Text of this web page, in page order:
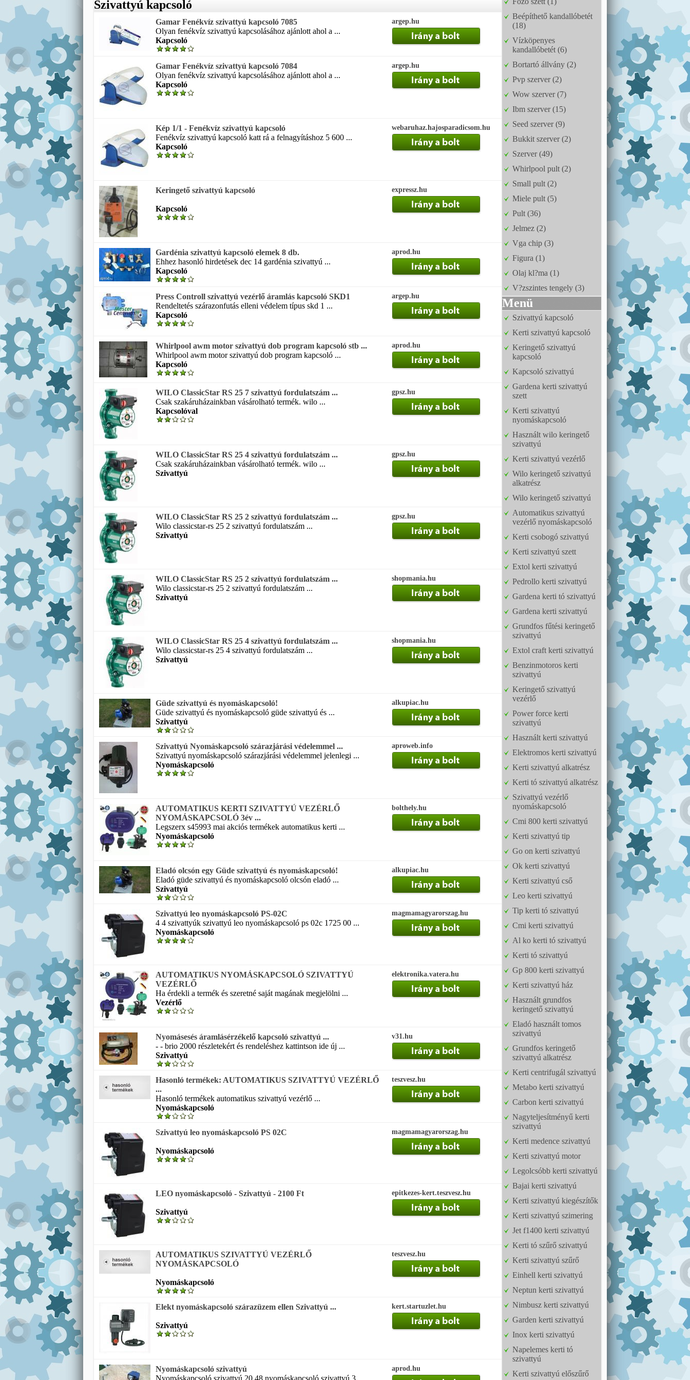
Szivattyú kapcsoló
Gamar Fenékvíz szivattyú kapcsoló 7085
Olyan fenékvíz szivattyú kapcsolásához ajánlott ahol a ...
Kapcsoló
argep.hu
Gamar Fenékvíz szivattyú kapcsoló 7084
Olyan fenékvíz szivattyú kapcsolásához ajánlott ahol a ...
Kapcsoló
argep.hu
Kép 1/1 - Fenékvíz szivattyú kapcsoló
Fenékvíz szivattyú kapcsoló katt rá a felnagyításhoz 5 600 ...
Kapcsoló
webaruhaz.hajosparadicsom.hu
Keringető szivattyú kapcsoló
Kapcsoló
expressz.hu
Gardénia szivattyú kapcsoló elemek 8 db.
Ehhez hasonló hirdetések dec 14 gardénia szivattyú ...
Kapcsoló
aprod.hu
Press Controll szivattyú vezérlő áramlás kapcsoló SKD1
Rendeltetés szárazonfutás elleni védelem típus skd 1 ...
Kapcsoló
argep.hu
Whirlpool awm motor szivattyú dob program kapcsoló stb ...
Whirlpool awm motor szivattyú dob program kapcsoló ...
Kapcsoló
aprod.hu
WILO ClassicStar RS 25 7 szivattyú fordulatszám ...
Csak szakáruházainkban vásárolható termék. wilo ...
Kapcsolóval
gpsz.hu
WILO ClassicStar RS 25 4 szivattyú fordulatszám ...
Csak szakáruházainkban vásárolható termék. wilo ...
Szivattyú
gpsz.hu
WILO ClassicStar RS 25 2 szivattyú fordulatszám ...
Wilo classicstar-rs 25 2 szivattyú fordulatszám ...
Szivattyú
gpsz.hu
WILO ClassicStar RS 25 2 szivattyú fordulatszám ...
Wilo classicstar-rs 25 2 szivattyú fordulatszám ...
Szivattyú
shopmania.hu
WILO ClassicStar RS 25 4 szivattyú fordulatszám ...
Wilo classicstar-rs 25 4 szivattyú fordulatszám ...
Szivattyú
shopmania.hu
Güde szivattyú és nyomáskapcsoló!
Güde szivattyú és nyomáskapcsoló güde szivattyú és ...
Szivattyú
alkupiac.hu
Szivattyú Nyomáskapcsoló szárazjárási védelemmel ...
Szivattyú nyomáskapcsoló szárazjárási védelemmel jelenlegi ...
Nyomáskapcsoló
aproweb.info
AUTOMATIKUS KERTI SZIVATTYÚ VEZÉRLŐ
NYOMÁSKAPCSOLÓ 3év ...
Legszerx s45993 mai akciós termékek automatikus kerti ...
Nyomáskapcsoló
bolthely.hu
Eladó olcsón egy Güde szivattyú és nyomáskapcsoló!
Eladó güde szivattyú és nyomáskapcsoló olcsón eladó ...
Szivattyú
alkupiac.hu
Szivattyú leo nyomáskapcsoló PS-02C
4 4 szivattyúk szivattyú leo nyomáskapcsoló ps 02c 1725 00 ...
Nyomáskapcsoló
magmamagyarorszag.hu
AUTOMATIKUS NYOMÁSKAPCSOLÓ SZIVATTYÚ
VEZÉRLŐ
Ha érdekli a termék és szeretné saját magának megjelölni ...
Vezérlő
elektronika.vatera.hu
Nyomásesés áramlásérzékelő kapcsoló szivattyú ...
- - brio 2000 részletekért és rendeléshez kattintson ide új ...
Szivattyú
v31.hu
Hasonló termékek: AUTOMATIKUS SZIVATTYÚ VEZÉRLŐ
...
Hasonló termékek automatikus szivattyú vezérlő ...
Nyomáskapcsoló
teszvesz.hu
Szivattyú leo nyomáskapcsoló PS 02C
Nyomáskapcsoló
magmamagyarorszag.hu
LEO nyomáskapcsoló - Szivattyú - 2100 Ft
Szivattyú
epitkezes-kert.teszvesz.hu
AUTOMATIKUS SZIVATTYÚ VEZÉRLŐ
NYOMÁSKAPCSOLÓ
Nyomáskapcsoló
teszvesz.hu
Elekt nyomáskapcsoló szárazüzem ellen Szivattyú ...
Szivattyú
kert.startuzlet.hu
Nyomáskapcsoló szivattyú
Nyomáskapcsoló szivattyú 20 48 nyomáskapcsoló szivattyú 3 ...
aprod.hu
Beépíthető kandallóbetét
(18)
Vízköpenyes
kandallóbetét (6)
Bortartó állvány (2)
Pvp szerver (2)
Wow szerver (7)
Ibm szerver (15)
Seed szerver (9)
Bukkit szerver (2)
Szerver (49)
Whirlpool pult (2)
Small pult (2)
Miele pult (5)
Pult (36)
Jelmez (2)
Vga chip (3)
Figura (1)
Olaj kl?ma (1)
V?zszintes tengely (3)
Menü
Szivattyú kapcsoló
Kerti szivattyú kapcsoló
Keringető szivattyú
kapcsoló
Kapcsoló szivattyú
Gardena kerti szivattyú
szett
Kerti szivattyú
nyomáskapcsoló
Használt wilo keringető
szivattyú
Kerti szivattyú vezérlő
Wilo keringető szivattyú
alkatrész
Wilo keringető szivattyú
Automatikus szivattyú
vezérlő nyomáskapcsoló
Kerti csobogó szivattyú
Kerti szivattyú szett
Extol kerti szivattyú
Pedrollo kerti szivattyú
Gardena kerti tó szivattyú
Gardena kerti szivattyú
Grundfos fűtési keringető
szivattyú
Extol craft kerti szivattyú
Benzinmotoros kerti
szivattyú
Keringető szivattyú
vezérlő
Power force kerti
szivattyú
Használt kerti szivattyú
Elektromos kerti szivattyú
Kerti szivattyú alkatrész
Kerti tó szivattyú alkatrész
Szivattyú vezérlő
nyomáskapcsoló
Cmi 800 kerti szivattyú
Kerti szivattyú tip
Go on kerti szivattyú
Ok kerti szivattyú
Kerti szivattyú cső
Leo kerti szivattyú
Tip kerti tó szivattyú
Cmi kerti szivattyú
Al ko kerti tó szivattyú
Kerti tó szivattyú
Gp 800 kerti szivattyú
Kerti szivattyú ház
Használt grundfos
keringető szivattyú
Eladó használt tomos
szivattyú
Grundfos keringető
szivattyú alkatrész
Kerti centrifugál szivattyú
Metabo kerti szivattyú
Carbon kerti szivattyú
Nagyteljesítményű kerti
szivattyú
Kerti medence szivattyú
Kerti szivattyú motor
Legolcsóbb kerti szivattyú
Bajai kerti szivattyú
Kerti szivattyú kiegészítők
Kerti szivattyú szimering
Jet f1400 kerti szivattyú
Kerti tó szűrő szivattyú
Kerti szivattyú szűrő
Einhell kerti szivattyú
Neptun kerti szivattyú
Nimbusz kerti szivattyú
Garden kerti szivattyú
Inox kerti szivattyú
Napelemes kerti tó
szivattyú
Kerti szivattyú előszűrő